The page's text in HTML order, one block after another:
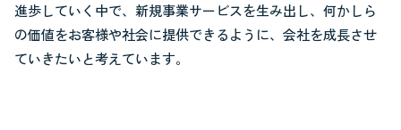
進歩していく中で、新規事業サービスを生み出し、何かしら
の価値をお客様や社会に提供できるように、会社を成長させ
ていきたいと考えています。